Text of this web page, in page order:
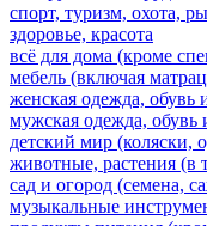
спорт, туризм, охота,
здоровье, красота
всё для дома (кроме
мебель (включая
женская одежда, обувь
мужская одежда, обувь
детский мир (коляски,
животные, растения (в
сад и огород (семена,
музыкальные